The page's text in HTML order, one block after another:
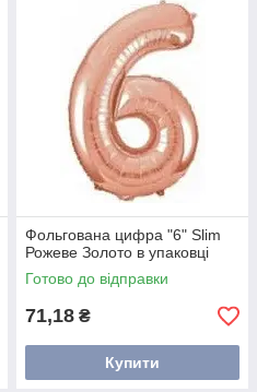
Фольгована цифра "6" Slim
Рожеве Золото в упаковці
Готово до відправки
71,18 ₴
Купити